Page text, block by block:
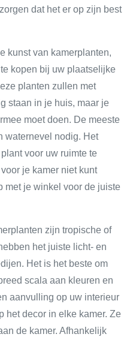
dat het er op zijn best
kunst van kamerplanten,
kopen bij uw plaatselijke
planten zullen met
staan ​​in je huis, maar je
moet doen. De meeste
waternevel nodig. Het
voor uw ruimte te
je kamer niet kunt
met je winkel voor de juiste
zijn tropische of
het juiste licht- en
Het is het beste om
scala aan kleuren en
aanvulling op uw interieur
het decor in elke kamer. Ze
de kamer. Afhankelijk